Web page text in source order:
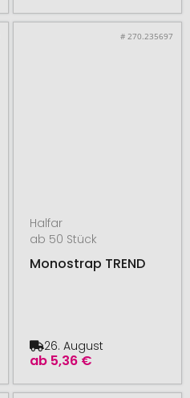
# 270.235697
Halfar
ab 50 Stück
Monostrap TREND
ab 5,36 €
26. August